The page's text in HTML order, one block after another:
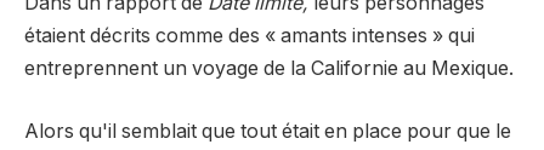
étaient décrits comme des « amants intenses » qui
entreprennent un voyage de la Californie au Mexique.
Alors qu'il semblait que tout était en place pour que le